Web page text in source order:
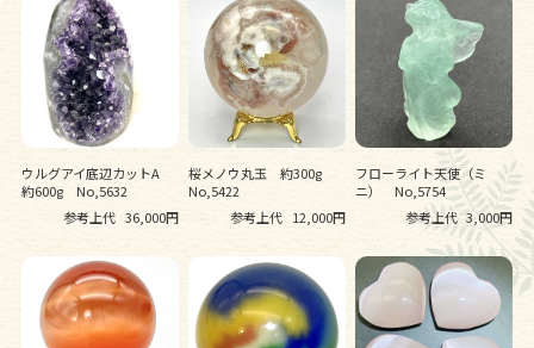
ウルグアイ底辺カットA
約600g No,5632
参考上代 36,000円
桜メノウ丸玉 約300g
No,5422
参考上代 12,000円
フローライト天使（ミ
ニ） No,5754
参考上代 3,000円